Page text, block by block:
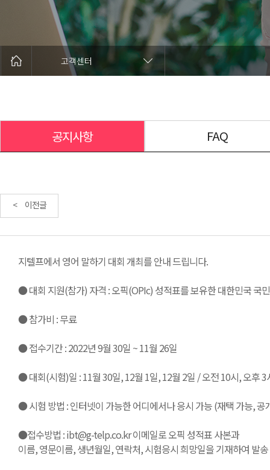
고객센터
공지사항 FAQ
< 이전글
지텔프에서 영어 말하기 대회 개최를 안내 드립니다.
● 대회 지원(참가) 자격 : 오픽(OPIc) 성적표를 보유한 대한민국 국민
● 참가비 : 무료
● 접수기간 : 2022년 9월 30일 ~ 11월 26일
● 대회(시험)일 : 11월 30일, 12월 1일, 12월 2일 / 오전 10시, 오후 3
● 시험 방법 : 인터넷이 가능한 어디에서나 응시 가능 (재택 가능, 공
●접수방법 : ibt@g-telp.co.kr 이메일로 오픽 성적표 사본과
이름, 영문이름, 생년월일, 연락처, 시험응시 희망일을 기재하여 발송